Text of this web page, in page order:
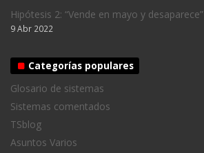
Hipótesis 2: “Vende en mayo y desaparece”
9 Abr 2022
Categorías populares
Glosario de sistemas
Sistemas comentados
TSblog
Asuntos Varios